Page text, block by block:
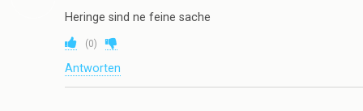
Heringe sind ne feine sache
(0)
Antworten